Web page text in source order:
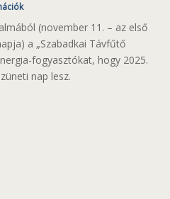
(november 11. – az első
a „Szabadkai Távfűtő
fogyasztókat, hogy 2025.
nap lesz.